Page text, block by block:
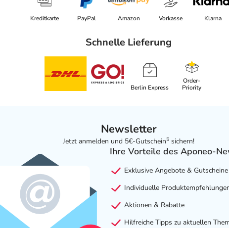
Kreditkarte PayPal Amazon Vorkasse Klarna
Schnelle Lieferung
Berlin Express
Order-
Priority
Newsletter
Jetzt anmelden und 5€-Gutschein5 sichern!
Ihre Vorteile des Aponeo-
Exklusive Angebote & Gutscheine
Individuelle
Aktionen & Rabatte
Hilfreiche Tipps zu aktuellen